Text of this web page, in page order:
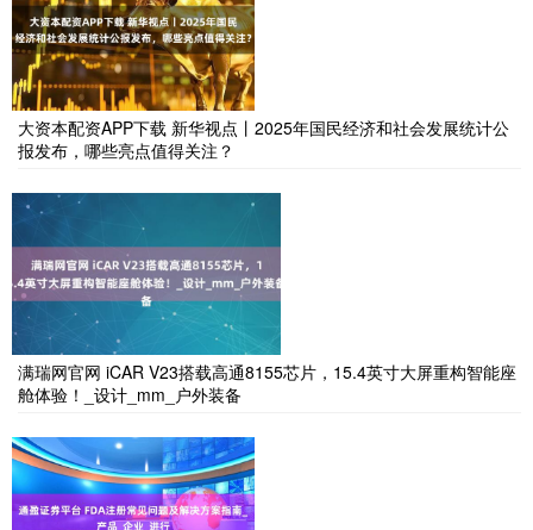
大资本配资APP下载 新华视点丨2025年国民经济和社会发展统计公
报发布，哪些亮点值得关注？
满瑞网官网 iCAR V23搭载高通8155芯片，15.4英寸大屏重构智能座
舱体验！_设计_mm_户外装备